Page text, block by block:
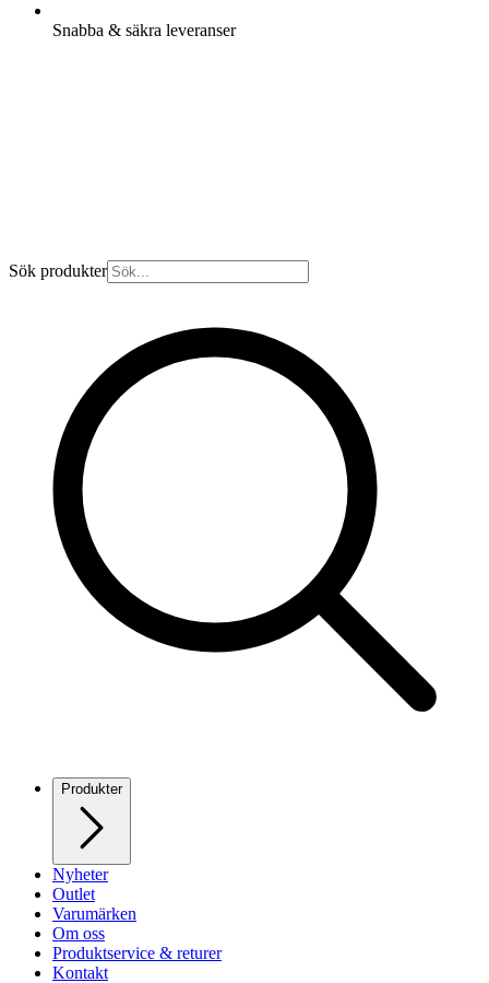
Snabba & säkra leveranser
Sök produkter
Produkter
Nyheter
Outlet
Varumärken
Om oss
Produktservice & returer
Kontakt